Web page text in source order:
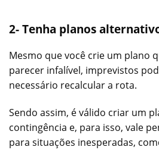
2- Tenha planos
Mesmo que você crie um plano
parecer infalível, imprevistos
necessário recalcular a rota.
Sendo assim, é válido criar um
contingência e, para isso, vale
para situações inesperadas,